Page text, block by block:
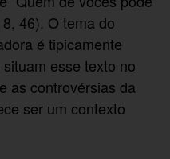
46). O tema do
é tipicamente
esse texto no
as controvérsias da
ser um contexto